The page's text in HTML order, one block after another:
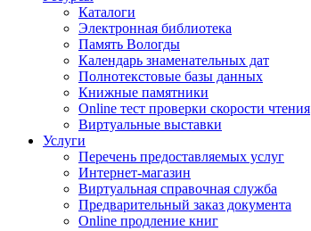
Каталоги
Электронная библиотека
Память Вологды
Календарь знаменательных дат
Полнотекстовые базы данных
Книжные памятники
Online тест проверки скорости чтения
Виртуальные выставки
Услуги
Перечень предоставляемых услуг
Интернет-магазин
Виртуальная справочная служба
Предварительный заказ документа
Online продление книг